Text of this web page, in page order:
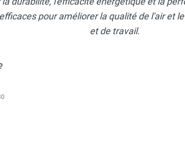
pour améliorer la qualité de l'air et
et de travail.